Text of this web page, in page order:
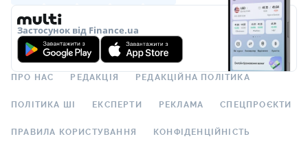
Застосунок від Finance.ua
ПРО НАС РЕДАКЦІЯ РЕДАКЦІЙНА ПОЛІТИКА
ПОЛІТИКА ШІ ЕКСПЕРТИ РЕКЛАМА СПЕЦПРОЄКТИ
ПРАВИЛА КОРИСТУВАННЯ КОНФІДЕНЦІЙНІСТЬ